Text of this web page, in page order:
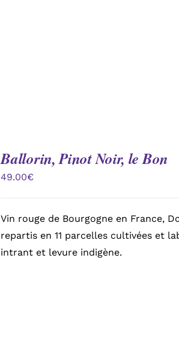
Ballorin, Pinot Noir, le Bon
49.00€
Vin rouge de Bourgogne en France,
repartis en 11 parcelles cultivées et
intrant et levure indigène.